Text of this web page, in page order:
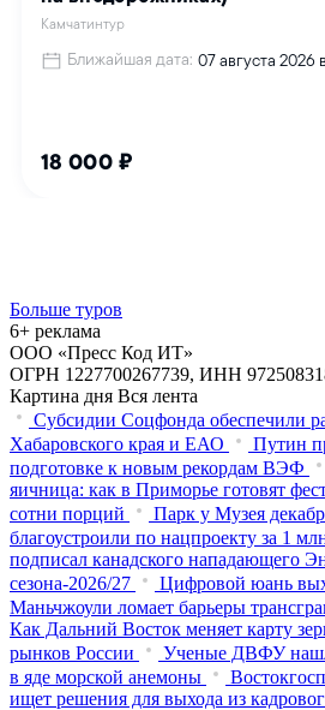
Больше туров
6+ реклама
ООО «Пресс Код ИТ»
ОГРН 1227700267739, ИНН
Картина дня Вся лента
Субсидии Соцфонда обеспечили
Хабаровского края и ЕАО
Путин
подготовке к новым рекордам ВЭФ
яичница: как в Приморье готовят
сотни порций
Парк у Музея
благоустроили по нацпроекту за 1
подписал канадского нападающего
сезона-2026/27
Цифровой юань
Маньчжоули ломает барьеры
Как Дальний Восток меняет карту
рынков России
Ученые ДВФУ
в яде морской анемоны
ищет решения для выхода из